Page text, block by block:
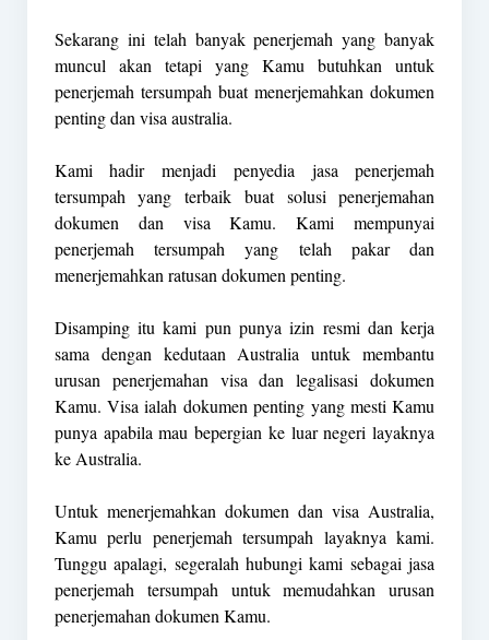
Sekarang ini telah banyak penerjemah yang banyak
muncul akan tetapi yang Kamu butuhkan untuk
penerjemah tersumpah buat menerjemahkan dokumen
penting dan visa australia.
Kami hadir menjadi penyedia jasa penerjemah
tersumpah yang terbaik buat solusi penerjemahan
dokumen dan visa Kamu. Kami mempunyai
penerjemah tersumpah yang telah pakar dan
menerjemahkan ratusan dokumen penting.
Disamping itu kami pun punya izin resmi dan kerja
sama dengan kedutaan Australia untuk membantu
urusan penerjemahan visa dan legalisasi dokumen
Kamu. Visa ialah dokumen penting yang mesti Kamu
punya apabila mau bepergian ke luar negeri layaknya
ke Australia.
Untuk menerjemahkan dokumen dan visa Australia,
Kamu perlu penerjemah tersumpah layaknya kami.
Tunggu apalagi, segeralah hubungi kami sebagai jasa
penerjemah tersumpah untuk memudahkan urusan
penerjemahan dokumen Kamu.